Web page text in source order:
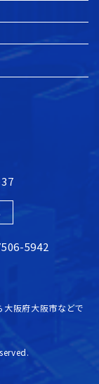
5942
阪府大阪市などで